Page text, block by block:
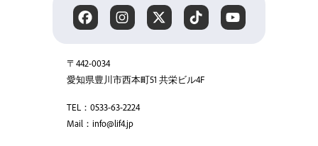
〒442-0034
愛知県豊川市西本町51 共栄ビル4F
TEL：0533-63-2224
Mail：info@lif4.jp